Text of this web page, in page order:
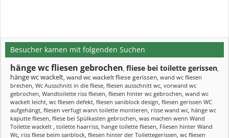
Besucher kamen mit folgenden Suchen
hänge wc fliesen gebrochen fliese bei toilette gerissen
hänge wc wackelt wand wc wackelt fliese gerissen wand wc fliesen
brechen Wc Ausschnitt in die fliese fliesen ausschnitt wc vorwand wc
gebrochen Wandtoilette riss fliesen fliesen hinter wc gebrochen wand wc
wackelt leicht wc fliesen defekt fliesen saniblock design fliesen gerissen WC
aufgehängt fliesen verfugt wann toilette montieren risse wand wc hänge wc
kaputte fliesen fliese bei Spülkasten gebrochen was machen wenn Wand
Toilette wackelt toilette haarriss hange toilette fliesen Fliesen hinter Wand
Wc riss fliese beim sanblock fliesen hinter der Toilettegerissen wc fliesen